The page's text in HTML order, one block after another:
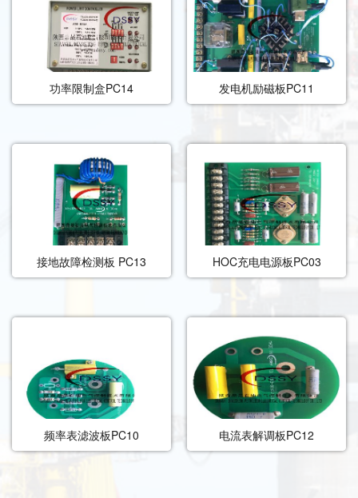
功率限制盒PC14 发电机励磁板PC11
接地故障检测板 PC13 HOC充电电源板PC03
频率表滤波板PC10 电流表解调板PC12